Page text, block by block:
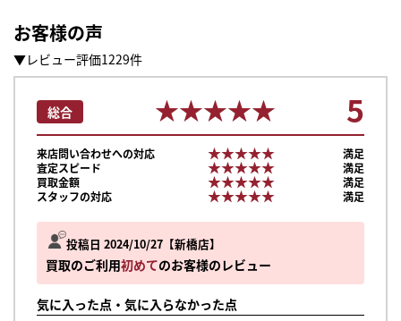
お客様の声
▼レビュー評価1229件
投稿日 2024/10/27 新橋店
買取のご利用初めてのお客様のレビュー
気に入った点・気に入らなかった点
総合 ★★★★★
★★★★★ 5
来店問い合わせへの対応 ★★★★★
★★★★★
満足
査定スピード
★★★★★
★★★★★
満足
買取金額
★★★★★
★★★★★
満足
スタッフの対応
★★★★★
★★★★★ 満足